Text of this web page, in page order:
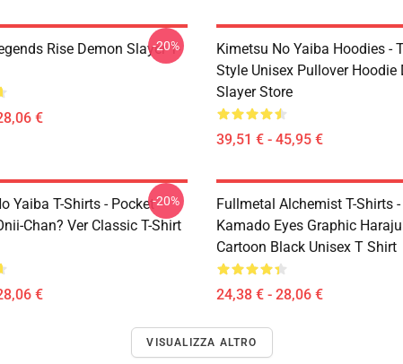
Rise Demon Slayer T-
€
-20%
Kimetsu No Yaiba Hoodies -
Style Unisex Pullover Hoodie
Slayer Store
39,51 € - 45,95 €
Yaiba T-Shirts - Pocket
Chan? Ver Classic T-Shirt
€
-20%
Fullmetal Alchemist T-Shirts
Kamado Eyes Graphic
Cartoon Black Unisex T Shirt
24,38 € - 28,06 €
VISUALIZZA ALTRO